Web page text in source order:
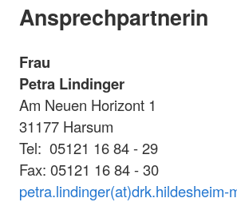
Ansprechpartnerin
Frau
Petra Lindinger
Am Neuen Horizont 1
31177 Harsum
Tel: 05121 16 84 - 29
Fax: 05121 16 84 - 30
petra.lindinger(at)drk.hildesheim-